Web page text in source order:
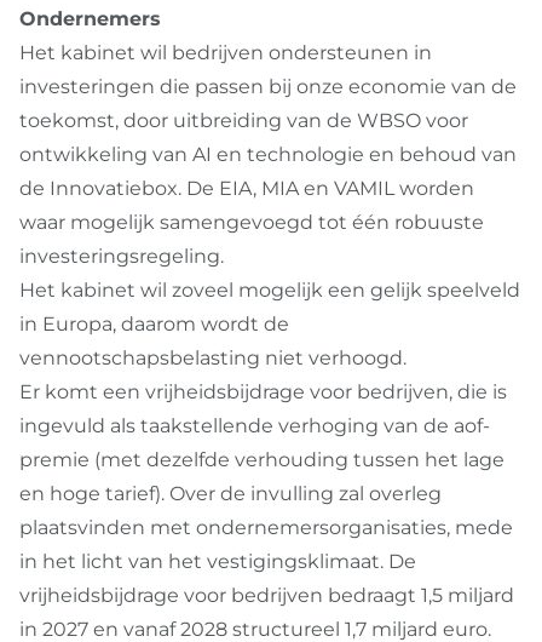
Ondernemers
Het kabinet wil bedrijven ondersteunen in
investeringen die passen bij onze economie van de
toekomst, door uitbreiding van de WBSO voor
ontwikkeling van AI en technologie en behoud van
de Innovatiebox. De EIA, MIA en VAMIL worden
waar mogelijk samengevoegd tot één robuuste
investeringsregeling.
Het kabinet wil zoveel mogelijk een gelijk speelveld
in Europa, daarom wordt de
vennootschapsbelasting niet verhoogd.
Er komt een vrijheidsbijdrage voor bedrijven, die is
ingevuld als taakstellende verhoging van de aof-
premie (met dezelfde verhouding tussen het lage
en hoge tarief). Over de invulling zal overleg
plaatsvinden met ondernemersorganisaties, mede
in het licht van het vestigingsklimaat. De
vrijheidsbijdrage voor bedrijven bedraagt 1,5 miljard
in 2027 en vanaf 2028 structureel 1,7 miljard euro.